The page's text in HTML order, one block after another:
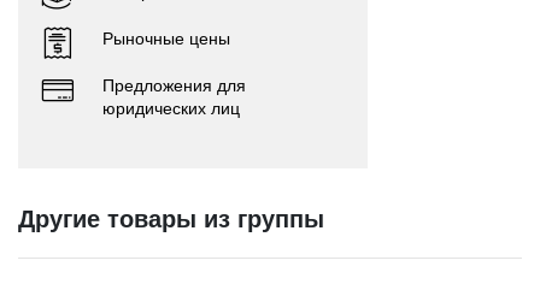
Рыночные цены
Предложения для
юридических лиц
Другие товары из группы